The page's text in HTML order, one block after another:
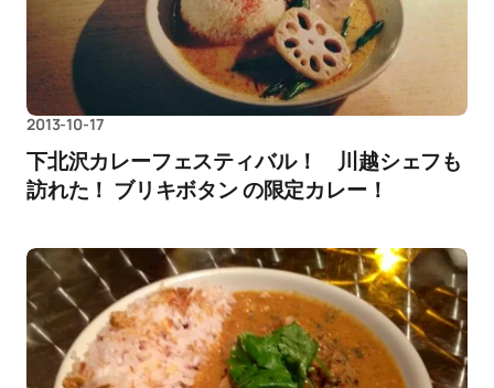
2013-10-17
下北沢カレーフェスティバル！ 川越シェフも
訪れた！ ブリキボタン の限定カレー！